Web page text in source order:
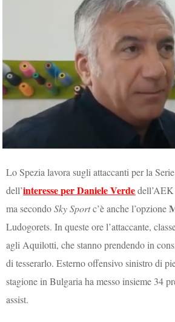
Lo Spezia lavora sugli attaccanti per la
dell’interesse per Daniele Verde
ma secondoSky Sportc’è anche l’opzione
Ludogorets. In queste ore l’attaccante,
agli Aquilotti, che stanno prendendo in
di tesserarlo. Esterno offensivo sinistro di
stagione in Bulgaria ha messo insieme 34
assist.